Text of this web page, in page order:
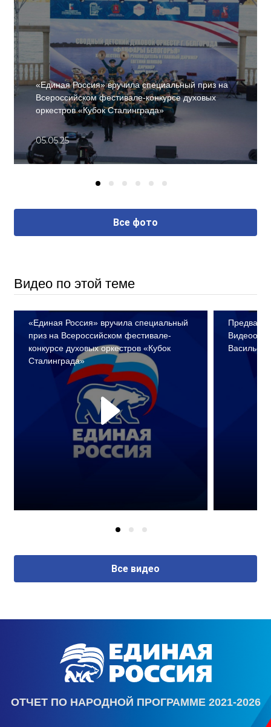
«Единая Россия» вручила специальный приз на
Всероссийском фестивале-конкурсе духовых
оркестров «Кубок Сталинграда»
05.05.25
Все фото
Видео по этой теме
«Единая Россия» вручила специальный
приз на Всероссийском фестивале-
конкурсе духовых оркестров «Кубок
Сталинграда»
Все видео
ОТЧЕТ ПО НАРОДНОЙ ПРОГРАММЕ 2021-2026